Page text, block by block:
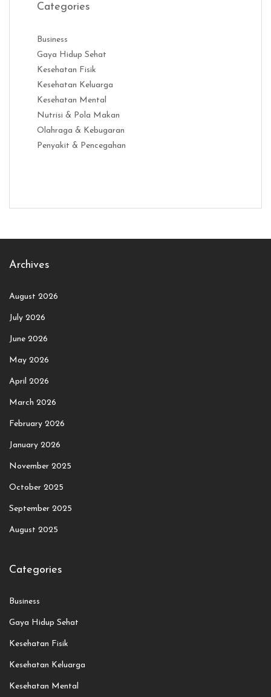
Categories
Business
Gaya Hidup Sehat
Kesehatan Fisik
Kesehatan Keluarga
Kesehatan Mental
Nutrisi & Pola Makan
Olahraga & Kebugaran
Penyakit & Pencegahan
Archives
August 2026
July 2026
June 2026
May 2026
April 2026
March 2026
February 2026
January 2026
November 2025
October 2025
September 2025
August 2025
Categories
Business
Gaya Hidup Sehat
Kesehatan Fisik
Kesehatan Keluarga
Kesehatan Mental